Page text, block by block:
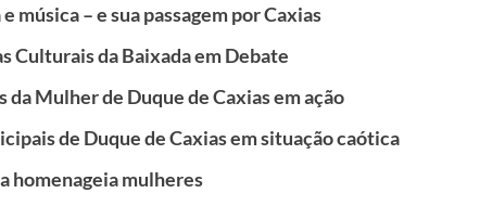
música – e sua passagem por Caxias
Culturais da Baixada em Debate
Mulher de Duque de Caxias em ação
de Duque de Caxias em situação caótica
homenageia mulheres